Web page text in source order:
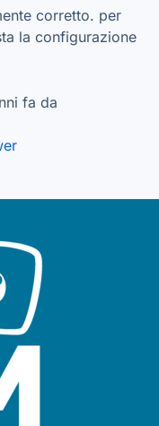
corretto. per
la configurazione
fa da